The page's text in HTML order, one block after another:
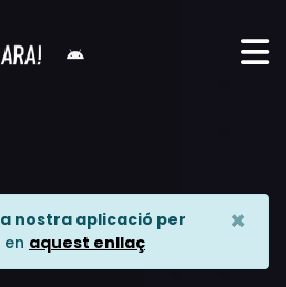
nostra aplicació per
aquest enllaç
×